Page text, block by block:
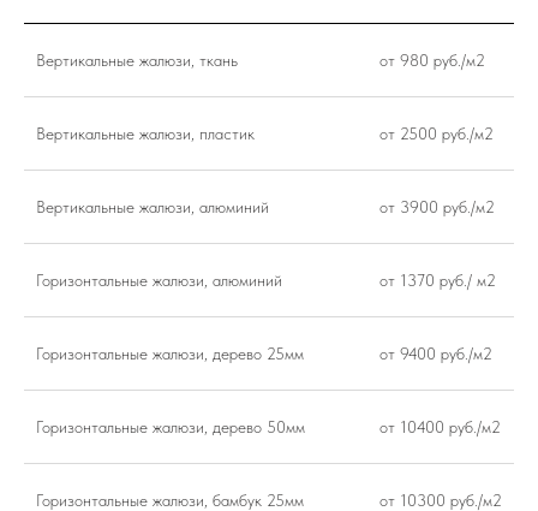
Вертикальные жалюзи, ткань от 980 руб./м2
Вертикальные жалюзи, пластик от 2500 руб./м2
Вертикальные жалюзи, алюминий от 3900 руб./м2
Горизонтальные жалюзи, алюминий от 1370 руб./ м2
Горизонтальные жалюзи, дерево 25мм от 9400 руб./м2
Горизонтальные жалюзи, дерево 50мм от 10400 руб./м2
Горизонтальные жалюзи, бамбук 25мм от 10300 руб./м2